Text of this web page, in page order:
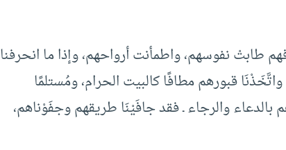
طابتْ نفوسهم، واطمأنت أرواحهم، وإذا ما انحرفنا
قبورهم مطافًا كالبيت الحرام، ومُستلمًا
والرجاء ـ فقد جافَيْنَا طريقهم وجفَوْناهم،